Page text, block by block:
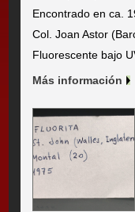
Encontrado en ca.
Col. Joan Astor
Fluorescente bajo
Más información